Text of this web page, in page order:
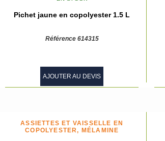
Pichet jaune en copolyester 1.5 L
Référence 614315
AJOUTER AU DEVIS
ASSIETTES ET VAISSELLE EN
COPOLYESTER, MÉLAMINE